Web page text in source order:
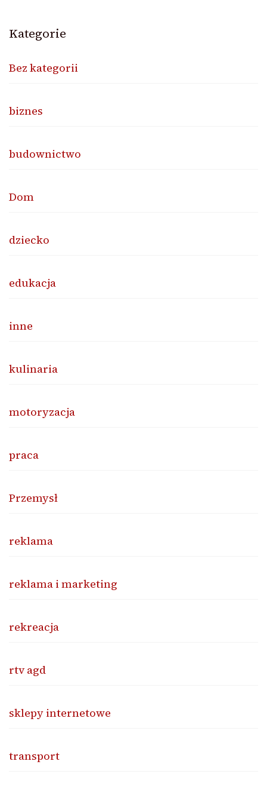
Kategorie
Bez kategorii
biznes
budownictwo
Dom
dziecko
edukacja
inne
kulinaria
motoryzacja
praca
Przemysł
reklama
reklama i marketing
rekreacja
rtv agd
sklepy internetowe
transport